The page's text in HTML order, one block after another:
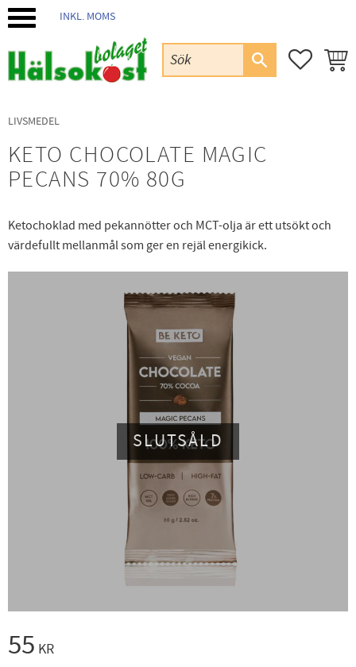
INKL. MOMS
LIVSMEDEL
KETO CHOCOLATE MAGIC
PECANS 70% 80G
Ketochoklad med pekannötter och MCT-olja är ett utsökt och
värdefullt mellanmål som ger en rejäl energikick.
SLUTSÅLD
55 KR